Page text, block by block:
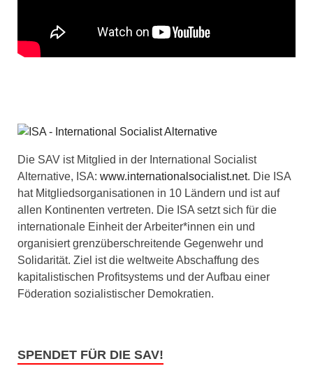
Die SAV ist Mitglied in der International Socialist
Alternative, ISA: www.internationalsocialist.net. Die ISA
hat Mitgliedsorganisationen in 10 Ländern und ist auf
allen Kontinenten vertreten. Die ISA setzt sich für die
internationale Einheit der Arbeiter*innen ein und
organisiert grenzüberschreitende Gegenwehr und
Solidarität. Ziel ist die weltweite Abschaffung des
kapitalistischen Profitsystems und der Aufbau einer
Föderation sozialistischer Demokratien.
SPENDET FÜR DIE SAV!